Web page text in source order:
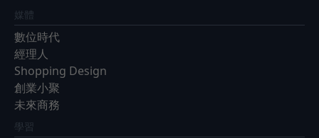
媒體
數位時代
經理人
Shopping Design
創業小聚
未來商務
學習